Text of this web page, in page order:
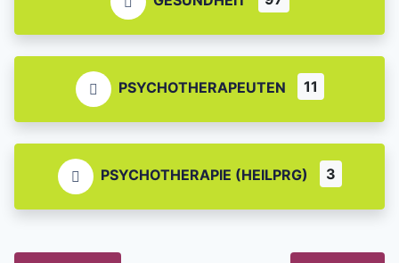
PSYCHOTHERAPEUTEN 11
PSYCHOTHERAPIE (HEILPRG) 3